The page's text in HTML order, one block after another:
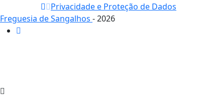
Privacidade e Proteção de Dados
Freguesia de Sangalhos - 2026